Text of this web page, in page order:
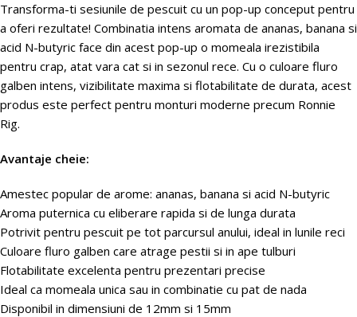
Transforma-ti sesiunile de pescuit cu un pop-up conceput pentru
a oferi rezultate! Combinatia intens aromata de ananas, banana si
acid N-butyric face din acest pop-up o momeala irezistibila
pentru crap, atat vara cat si in sezonul rece. Cu o culoare fluro
galben intens, vizibilitate maxima si flotabilitate de durata, acest
produs este perfect pentru monturi moderne precum Ronnie
Rig.
Avantaje cheie:
Amestec popular de arome: ananas, banana si acid N-butyric
Aroma puternica cu eliberare rapida si de lunga durata
Potrivit pentru pescuit pe tot parcursul anului, ideal in lunile reci
Culoare fluro galben care atrage pestii si in ape tulburi
Flotabilitate excelenta pentru prezentari precise
Ideal ca momeala unica sau in combinatie cu pat de nada
Disponibil in dimensiuni de 12mm si 15mm